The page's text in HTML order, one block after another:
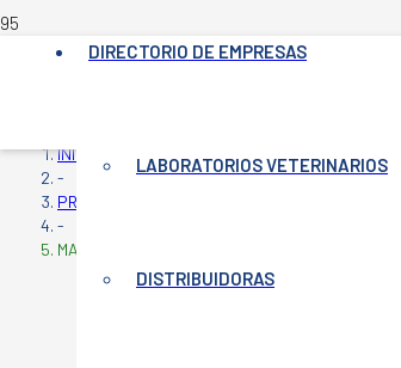
DIRECTORIO DE EMPRESAS
LABORATORIOS VETERINARIOS
DISTRIBUIDORAS
INICIO
-
PRODUCTOS VETERINARIOS
-
MAXINYL INY.